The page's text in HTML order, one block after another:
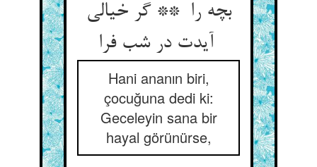
بچه را ** گر خیالی
Hani ananın biri,
çocuğuna dedi ki:
Geceleyin sana bir
hayal görünürse,